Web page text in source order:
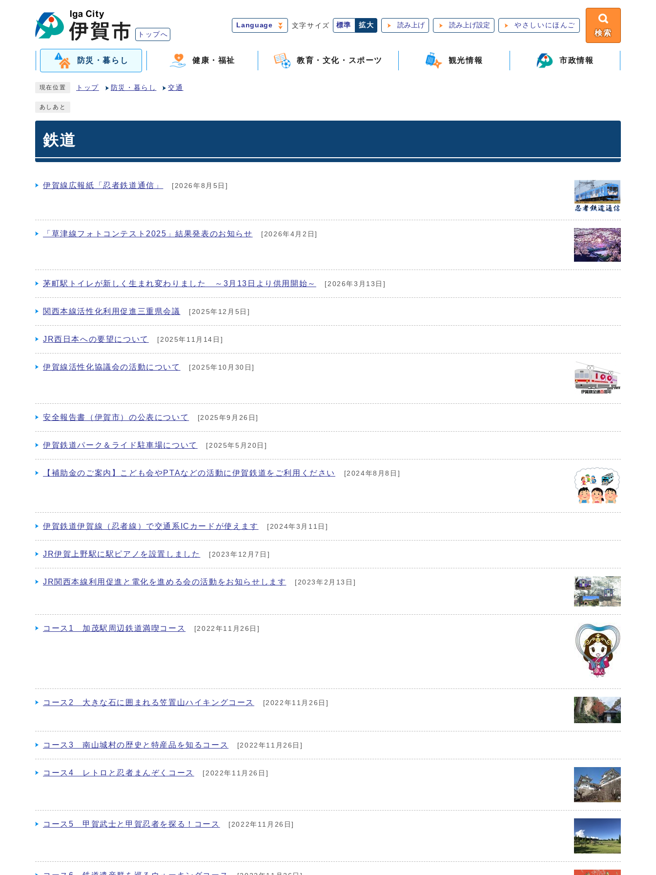
トップへ
Language 文字サイズ 標準 拡大 読み上げ 読み上げ設定 やさしいにほんご
検索
防災・暮らし 健康・福祉 教育・文化・スポーツ 観光情報 市政情報
現在位置 トップ 防災・暮らし 交通
あしあと
鉄道
伊賀線広報紙「忍者鉄道通信」 [2026年8月5日]
「草津線フォトコンテスト2025」結果発表のお知らせ [2026年4月2日]
茅町駅トイレが新しく生まれ変わりました ～3月13日より供用開始～ [2026年3月13日]
関西本線活性化利用促進三重県会議 [2025年12月5日]
JR西日本への要望について [2025年11月14日]
伊賀線活性化協議会の活動について [2025年10月30日]
安全報告書（伊賀市）の公表について [2025年9月26日]
伊賀鉄道パーク＆ライド駐車場について [2025年5月20日]
【補助金のご案内】こども会やPTAなどの活動に伊賀鉄道をご利用ください [2024年8月8日]
伊賀鉄道伊賀線（忍者線）で交通系ICカードが使えます [2024年3月11日]
JR伊賀上野駅に駅ピアノを設置しました [2023年12月7日]
JR関西本線利用促進と電化を進める会の活動をお知らせします [2023年2月13日]
コース1 加茂駅周辺鉄道満喫コース [2022年11月26日]
コース2 大きな石に囲まれる笠置山ハイキングコース [2022年11月26日]
コース3 南山城村の歴史と特産品を知るコース [2022年11月26日]
コース4 レトロと忍者まんぞくコース [2022年11月26日]
コース5 甲賀武士と甲賀忍者を探る！コース [2022年11月26日]